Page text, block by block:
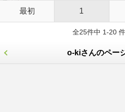
最初 1
全25件中 1-20
o-kiさんのペー